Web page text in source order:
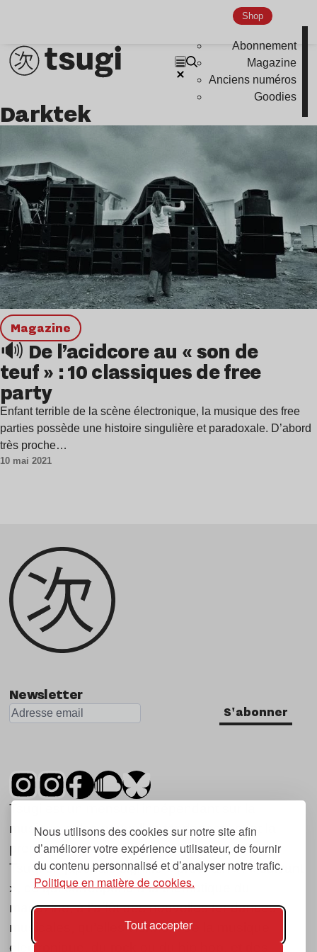
Nous utilisons des cookies sur notre site afin
d’améliorer votre expérience utilisateur, de fournir
du contenu personnalisé et d’analyser notre trafic.
Politique en matière de cookies.
Tout accepter
Shop
Abonnement
Magazine
Anciens numéros
Goodies
Darktek
magazine
🔊 De l’acidcore au « son de
teuf » : 10 classiques de free
party
Enfant terrible de la scène électronique, la musique des free
parties possède une histoire singulière et paradoxale. D’abord
très proche…
10 mai 2021
Newsletter
S'abonner
Tsugi est un mensuel indépendant sur la
musique et les nouvelles tendances, dont la
première parution date de 2007.
Tsugi en japonais signifie « prochain », « suivant
», ce qui correspond à la thématique du
magazine, à l’affût des nouvelles tendances
musicales, qu’elles viennent de la musique
électronique, du rock ou du hip hop, et des